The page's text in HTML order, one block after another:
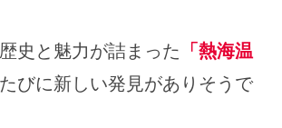
史と魅力が詰まった 「熱海温
びに新しい発見がありそうで